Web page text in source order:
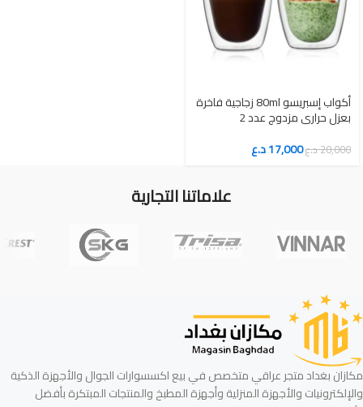
أكواب إسبريسو 80ml زجاجية فاخرة
بعزل حراري مزدوج عدد 2
20,000د.ع17,000د.ع
علاماتنا التجارية
مكازان بغداد متجر عراقي متخصص في بيع اكسسوارات الجوال والأجهزة الذكية
والإلكترونيات والأجهزة المنزلية وأجهزة المطبخ والمنتجات المبتكرة بأفضل